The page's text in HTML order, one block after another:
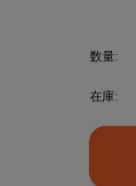
数量:
在庫: